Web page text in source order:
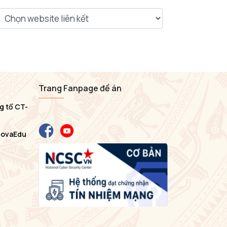
tổ CT-
Trang Fanpage đề án